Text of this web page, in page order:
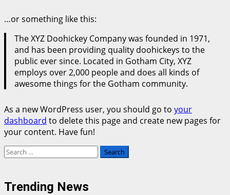
…or something like this:
The XYZ Doohickey Company was founded in 1971,
and has been providing quality doohickeys to the
public ever since. Located in Gotham City, XYZ
employs over 2,000 people and does all kinds of
awesome things for the Gotham community.
As a new WordPress user, you should go to your
dashboard to delete this page and create new pages for
your content. Have fun!
Search
Trending News